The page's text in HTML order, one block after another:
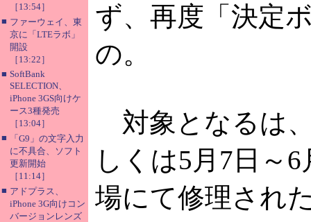
［13:54］
■ ファーウェイ、東
京に「LTEラボ」
開設
［13:22］
■ SoftBank
SELECTION、
iPhone 3GS向けケ
ース3種発売
［13:04］
■
「G9」の文字入力
に不具合、ソフト
更新開始
［11:14］
■ アドプラス、
iPhone 3G向けコン
バージョンレンズ
ず、再度「決定
の。
対象となるは
しくは5月7日～
場にて修理され